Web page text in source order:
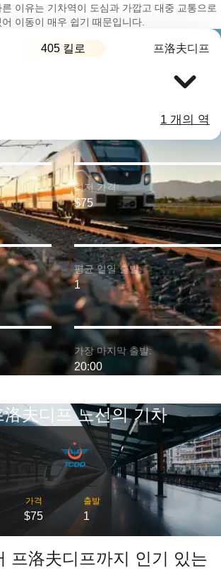
이유는 기차역이 도심과 가깝고 대중 교통으로
이동이 매우 쉽기 때문입니다.
405 킬로 프洛夫디프
1 개의 역
최저 가격:
$75
평균 일일 출발:
1
가장 마지막 출발:
20:00
夫디프 노선의 기차
가격
$75
출발
1
프洛夫디프까지 인기 있는